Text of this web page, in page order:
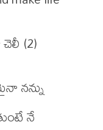
(2)
నన్ను
నే